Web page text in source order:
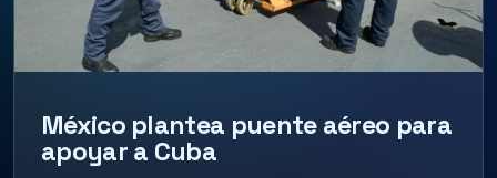
México plantea puente aéreo para
apoyar a Cuba